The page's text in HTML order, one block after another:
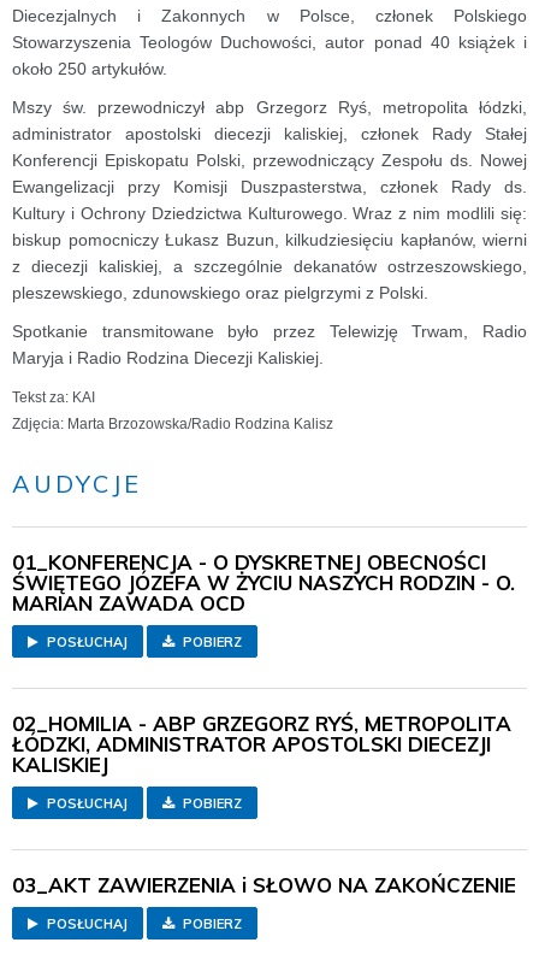
Diecezjalnych i Zakonnych w Polsce, członek Polskiego
Stowarzyszenia Teologów Duchowości, autor ponad 40 książek i
około 250 artykułów.
Mszy św. przewodniczył abp Grzegorz Ryś, metropolita łódzki,
administrator apostolski diecezji kaliskiej, członek Rady Stałej
Konferencji Episkopatu Polski, przewodniczący Zespołu ds. Nowej
Ewangelizacji przy Komisji Duszpasterstwa, członek Rady ds.
Kultury i Ochrony Dziedzictwa Kulturowego. Wraz z nim modlili się:
biskup pomocniczy Łukasz Buzun, kilkudziesięciu kapłanów, wierni
z diecezji kaliskiej, a szczególnie dekanatów ostrzeszowskiego,
pleszewskiego, zdunowskiego oraz pielgrzymi z Polski.
Spotkanie transmitowane było przez Telewizję Trwam, Radio
Maryja i Radio Rodzina Diecezji Kaliskiej.
Tekst za: KAI
Zdjęcia: Marta Brzozowska/Radio Rodzina Kalisz
AUDYCJE
01_KONFERENCJA - O DYSKRETNEJ OBECNOŚCI
ŚWIĘTEGO JÓZEFA W ŻYCIU NASZYCH RODZIN - O.
MARIAN ZAWADA OCD
POSŁUCHAJ POBIERZ
02_HOMILIA - ABP GRZEGORZ RYŚ, METROPOLITA
ŁÓDZKI, ADMINISTRATOR APOSTOLSKI DIECEZJI
KALISKIEJ
POSŁUCHAJ POBIERZ
03_AKT ZAWIERZENIA i SŁOWO NA ZAKOŃCZENIE
POSŁUCHAJ POBIERZ